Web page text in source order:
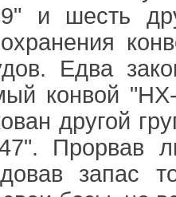
и шесть
Едва
конвой
другой
Прорвав
запас